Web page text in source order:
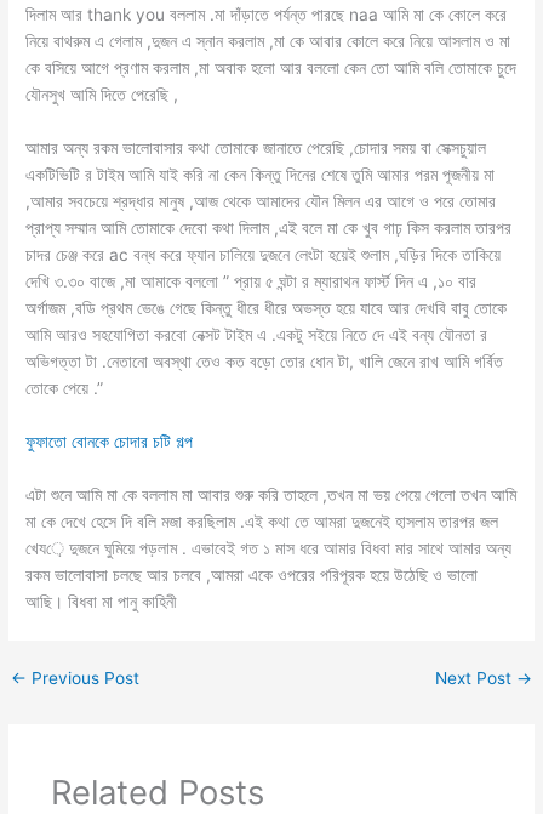
দিলাম আর thank you বললাম .মা দাঁড়াতে পর্যন্ত পারছে naa আমি মা কে কোলে করে
নিয়ে বাথরুম এ গেলাম ,দুজন এ স্নান করলাম ,মা কে আবার কোলে করে নিয়ে আসলাম ও মা
কে বসিয়ে আগে প্রণাম করলাম ,মা অবাক হলো আর বললো কেন তো আমি বলি তোমাকে চুদে
যৌনসুখ আমি দিতে পেরেছি ,
আমার অন্য রকম ভালোবাসার কথা তোমাকে জানাতে পেরেছি ,চোদার সময় বা সেক্সচুয়াল
একটিভিটি র টাইম আমি যাই করি না কেন কিন্তু দিনের শেষে তুমি আমার পরম পূজনীয় মা
,আমার সবচেয়ে শ্রদ্ধার মানুষ ,আজ থেকে আমাদের যৌন মিলন এর আগে ও পরে তোমার
প্রাপ্য সম্মান আমি তোমাকে দেবো কথা দিলাম ,এই বলে মা কে খুব গাঢ় কিস করলাম তারপর
চাদর চেঞ্জ করে ac বন্ধ করে ফ্যান চালিয়ে দুজনে লেংটা হয়েই শুলাম ,ঘড়ির দিকে তাকিয়ে
দেখি ৩.৩০ বাজে ,মা আমাকে বললো ” প্রায় ৫ ঘন্টা র ম্যারাথন ফার্স্ট দিন এ ,১০ বার
অর্গাজম ,বডি প্রথম ভেঙে গেছে কিন্তু ধীরে ধীরে অভস্ত হয়ে যাবে আর দেখবি বাবু তোকে
আমি আরও সহযোগিতা করবো নেক্সট টাইম এ .একটু সইয়ে নিতে দে এই বন্য যৌনতা র
অভিগত্তা টা .নেতানো অবস্থা তেও কত বড়ো তোর ধোন টা, খালি জেনে রাখ আমি গর্বিত
তোকে পেয়ে .”
ফুফাতো বোনকে চোদার চটি গল্প
এটা শুনে আমি মা কে বললাম মা আবার শুরু করি তাহলে ,তখন মা ভয় পেয়ে গেলো তখন আমি
মা কে দেখে হেসে দি বলি মজা করছিলাম .এই কথা তে আমরা দুজনেই হাসলাম তারপর জল
খেয়ে দুজনে ঘুমিয়ে পড়লাম . এভাবেই গত ১ মাস ধরে আমার বিধবা মার সাথে আমার অন্য
রকম ভালোবাসা চলছে আর চলবে ,আমরা একে ওপরের পরিপূরক হয়ে উঠেছি ও ভালো
আছি। বিধবা মা পানু কাহিনী
← Previous Post Next Post →
Related Posts